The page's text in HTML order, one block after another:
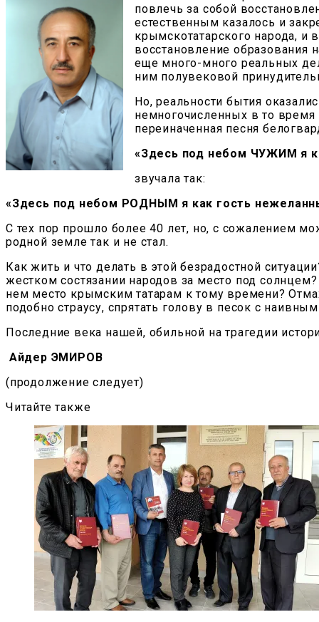
повлечь за собой
естественным казалось и
крымскотатарского народа, и
восстановление
еще много-много реальных
ним полувековой
Но, реальности бытия
немногочисленных в то
переиначенная песня
«Здесь под небом ЧУЖИМ я
звучала так:
«Здесь под небом РОДНЫМ я как гость
С тех пор прошло более 40 лет, но, с сожалением
родной земле так и не стал.
Как жить и что делать в этой безрадостной
жестком состязании народов за место под
нем место крымским татарам к тому времени?
подобно страусу, спрятать голову в песок с
Последние века нашей, обильной на трагедии
Айдер ЭМИРОВ
(продолжение следует)
Читайте также